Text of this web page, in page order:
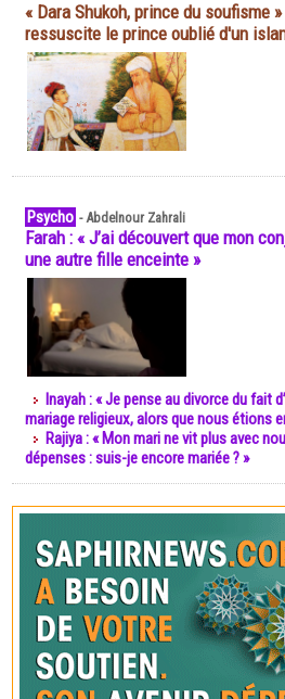
« Dara Shukoh, prince du soufisme
ressuscite le prince oublié d'un
Psycho -Abdelnour Zahrali
Farah : « J’ai découvert que mon
une autre fille enceinte »
Inayah : « Je pense au divorce du fait
mariage religieux, alors que nous étions
Rajiya : « Mon mari ne vit plus avec
dépenses : suis-je encore mariée ? »